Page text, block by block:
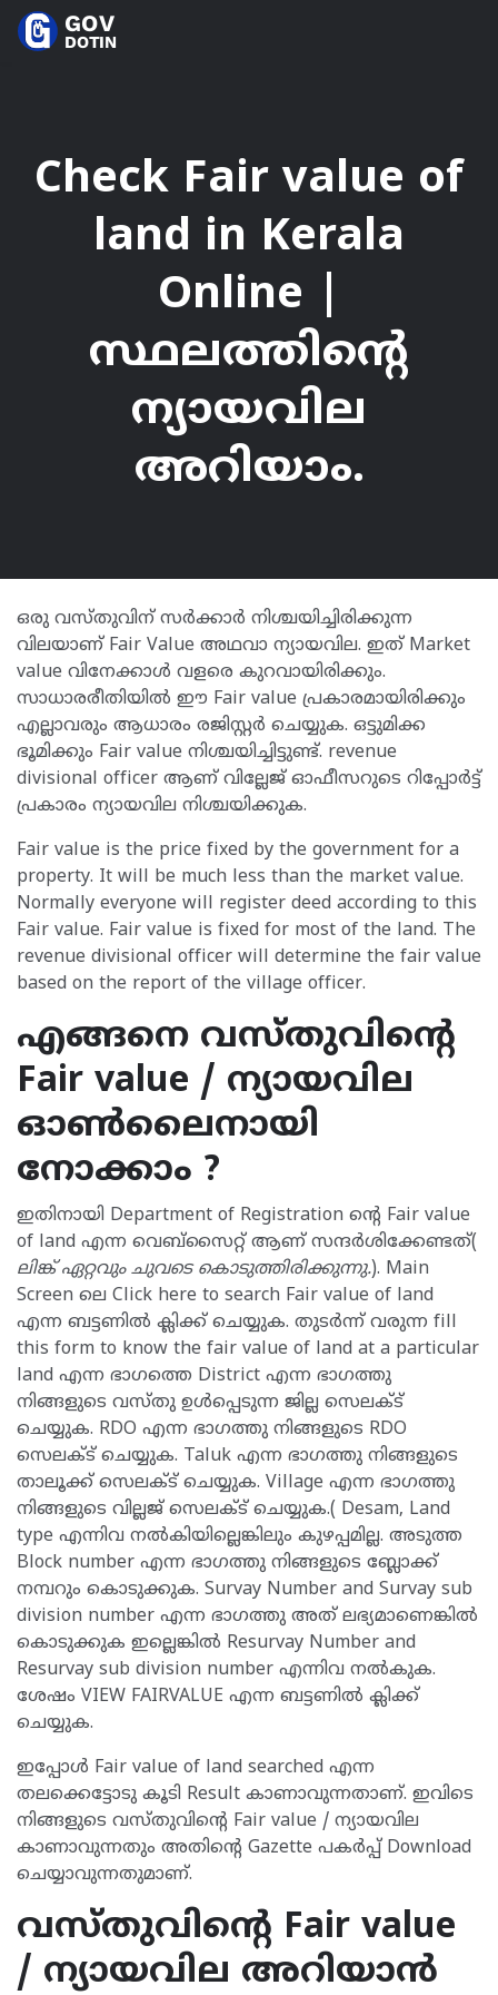
Check Fair value of
land in Kerala
Online |
സ്ഥലത്തിന്റെ
ന്യായവില
അറിയാം.
ഒരു വസ്തുവിന് സർക്കാർ നിശ്ചയിച്ചിരിക്കുന്ന
വിലയാണ് Fair Value അഥവാ ന്യായവില. ഇത് Market
value വിനേക്കാൾ വളരെ കുറവായിരിക്കും.
സാധാരരീതിയിൽ ഈ Fair value പ്രകാരമായിരിക്കും
എല്ലാവരും ആധാരം രജിസ്റ്റർ ചെയ്യുക. ഒട്ടുമിക്ക
ഭൂമിക്കും Fair value നിശ്ചയിച്ചിട്ടുണ്ട്. revenue
divisional officer ആണ് വില്ലേജ് ഓഫീസറുടെ റിപ്പോർട്ട്
പ്രകാരം ന്യായവില നിശ്ചയിക്കുക.
Fair value is the price fixed by the government for a
property. It will be much less than the market value.
Normally everyone will register deed according to this
Fair value. Fair value is fixed for most of the land. The
revenue divisional officer will determine the fair value
based on the report of the village officer.
എങ്ങനെ വസ്തുവിന്റെ
Fair value / ന്യായവില
ഓൺലൈനായി
നോക്കാം ?
ഇതിനായി Department of Registration ന്റെ Fair value
of land എന്ന വെബ്സൈറ്റ് ആണ് സന്ദർശിക്കേണ്ടത്(
ലിങ്ക് ഏറ്റവും ചുവടെ കൊടുത്തിരിക്കുന്നു.). Main
Screen ലെ Click here to search Fair value of land
എന്ന ബട്ടണിൽ ക്ലിക്ക് ചെയ്യുക. തുടർന്ന് വരുന്ന fill
this form to know the fair value of land at a particular
land എന്ന ഭാഗത്തെ District എന്ന ഭാഗത്തു
നിങ്ങളുടെ വസ്തു ഉൾപ്പെടുന്ന ജില്ല സെലക്ട്
ചെയ്യുക. RDO എന്ന ഭാഗത്തു നിങ്ങളുടെ RDO
സെലക്ട് ചെയ്യുക. Taluk എന്ന ഭാഗത്തു നിങ്ങളുടെ
താലൂക്ക് സെലക്ട് ചെയ്യുക. Village എന്ന ഭാഗത്തു
നിങ്ങളുടെ വില്ലജ് സെലക്ട് ചെയ്യുക.( Desam, Land
type എന്നിവ നൽകിയില്ലെങ്കിലും കുഴപ്പമില്ല. അടുത്ത
Block number എന്ന ഭാഗത്തു നിങ്ങളുടെ ബ്ലോക്ക്
നമ്പറും കൊടുക്കുക. Survay Number and Survay sub
division number എന്ന ഭാഗത്തു അത് ലഭ്യമാണെങ്കിൽ
കൊടുക്കുക ഇല്ലെങ്കിൽ Resurvay Number and
Resurvay sub division number എന്നിവ നൽകുക.
ശേഷം VIEW FAIRVALUE എന്ന ബട്ടണിൽ ക്ലിക്ക്
ചെയ്യുക.
ഇപ്പോൾ Fair value of land searched എന്ന
തലക്കെട്ടോടു കൂടി Result കാണാവുന്നതാണ്. ഇവിടെ
നിങ്ങളുടെ വസ്തുവിന്റെ Fair value / ന്യായവില
കാണാവുന്നതും അതിന്റെ Gazette പകർപ്പ് Download
ചെയ്യാവുന്നതുമാണ്.
വസ്തുവിന്റെ Fair value
/ ന്യായവില അറിയാൻ